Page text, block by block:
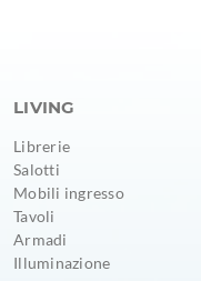
LIVING
Librerie
Salotti
Mobili ingresso
Tavoli
Armadi
Illuminazione